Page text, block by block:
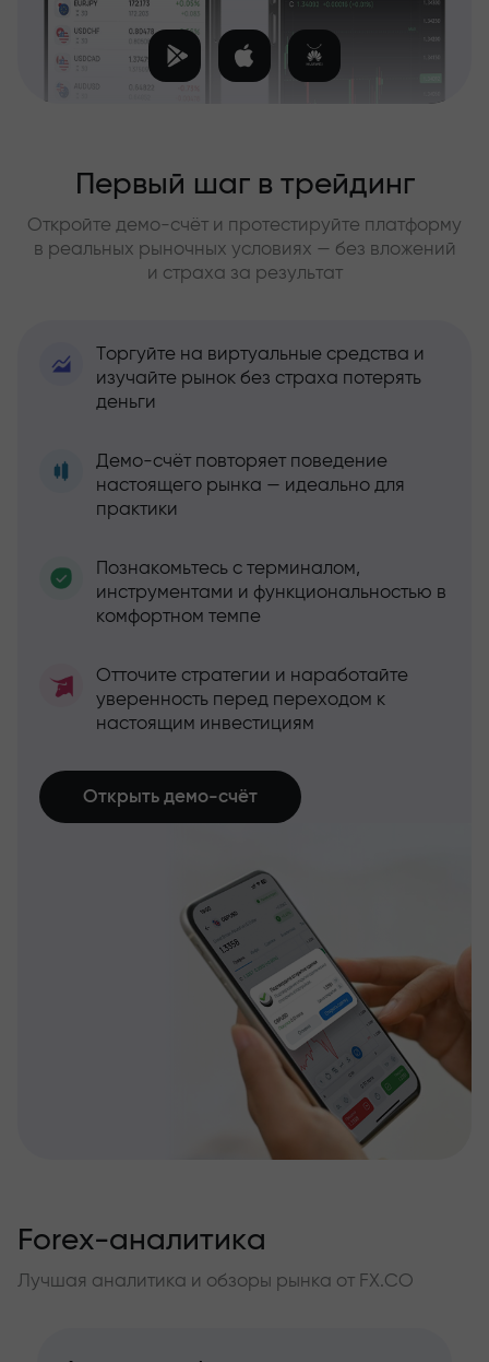
Первый шаг в трейдинг
Откройте демо-счёт и протестируйте платформу
в реальных рыночных условиях — без вложений
и страха за результат
Торгуйте на виртуальные средства и
изучайте рынок без страха потерять
деньги
Демо-счёт повторяет поведение
настоящего рынка — идеально для
практики
Познакомьтесь с терминалом,
инструментами и функциональностью в
комфортном темпе
Отточите стратегии и наработайте
уверенность перед переходом к
настоящим инвестициям
Открыть демо-счёт
Forex-аналитика
Лучшая аналитика и обзоры рынка от FX.CO